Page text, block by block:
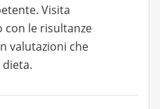
Visita
le risultanze
valutazioni che